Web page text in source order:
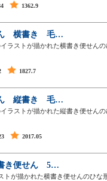
1362.9
ん 横書き 毛…
ラストが描かれた横書き便せん
1827.7
ん 縦書き 毛…
ラストが描かれた縦書き便せん
2017.05
き便せん 5…
トが描かれた横書き便せんのひな